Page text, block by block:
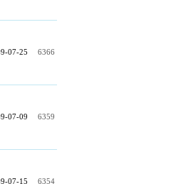
07-25 6366
07-09 6359
07-15 6354